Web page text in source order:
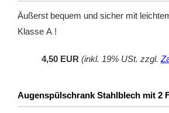
Äußerst bequem und sicher mit
Klasse A !
4,50 EUR (inkl. 19% USt. zzgl.
Augenspülschrank Stahlblech mit 2